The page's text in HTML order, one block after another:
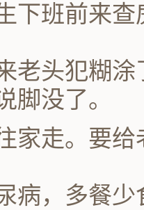
下班前来
老头犯糊
脚没了。
家走。要
病，多餐